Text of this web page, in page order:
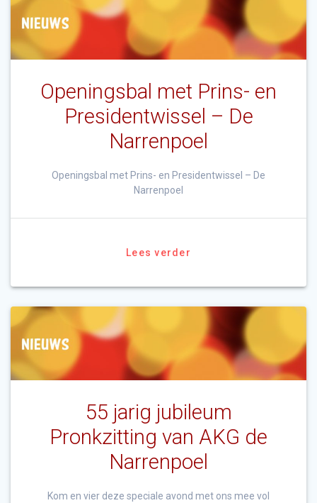
Openingsbal met Prins- en
Presidentwissel – De
Narrenpoel
Openingsbal met Prins- en Presidentwissel – De
Narrenpoel
Lees verder
55 jarig jubileum
Pronkzitting van AKG de
Narrenpoel
Kom en vier deze speciale avond met ons mee vol